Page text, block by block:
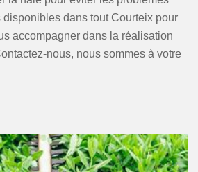
disponibles dans tout Courteix pour
accompagner dans la réalisation
nous, nous sommes à votre